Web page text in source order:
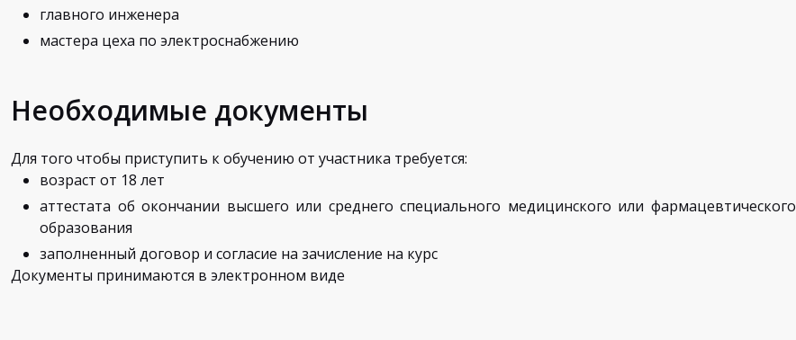
главного инженера
мастера цеха по электроснабжению
Необходимые документы
Для того чтобы приступить к обучению от участника требуется:
возраст от 18 лет
аттестата об окончании высшего или среднего специального медицинского или фармацевтического
образования
заполненный договор и согласие на зачисление на курс
Документы принимаются в электронном виде